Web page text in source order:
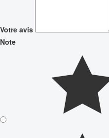
Votre avis
Note